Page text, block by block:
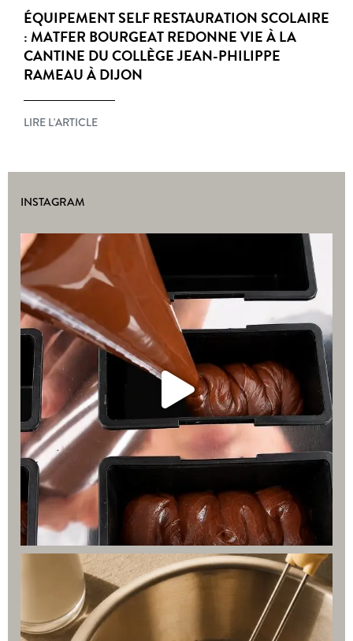
ÉQUIPEMENT SELF RESTAURATION SCOLAIRE
: MATFER BOURGEAT REDONNE VIE À LA
CANTINE DU COLLÈGE JEAN-PHILIPPE
RAMEAU À DIJON
LIRE L'ARTICLE
INSTAGRAM